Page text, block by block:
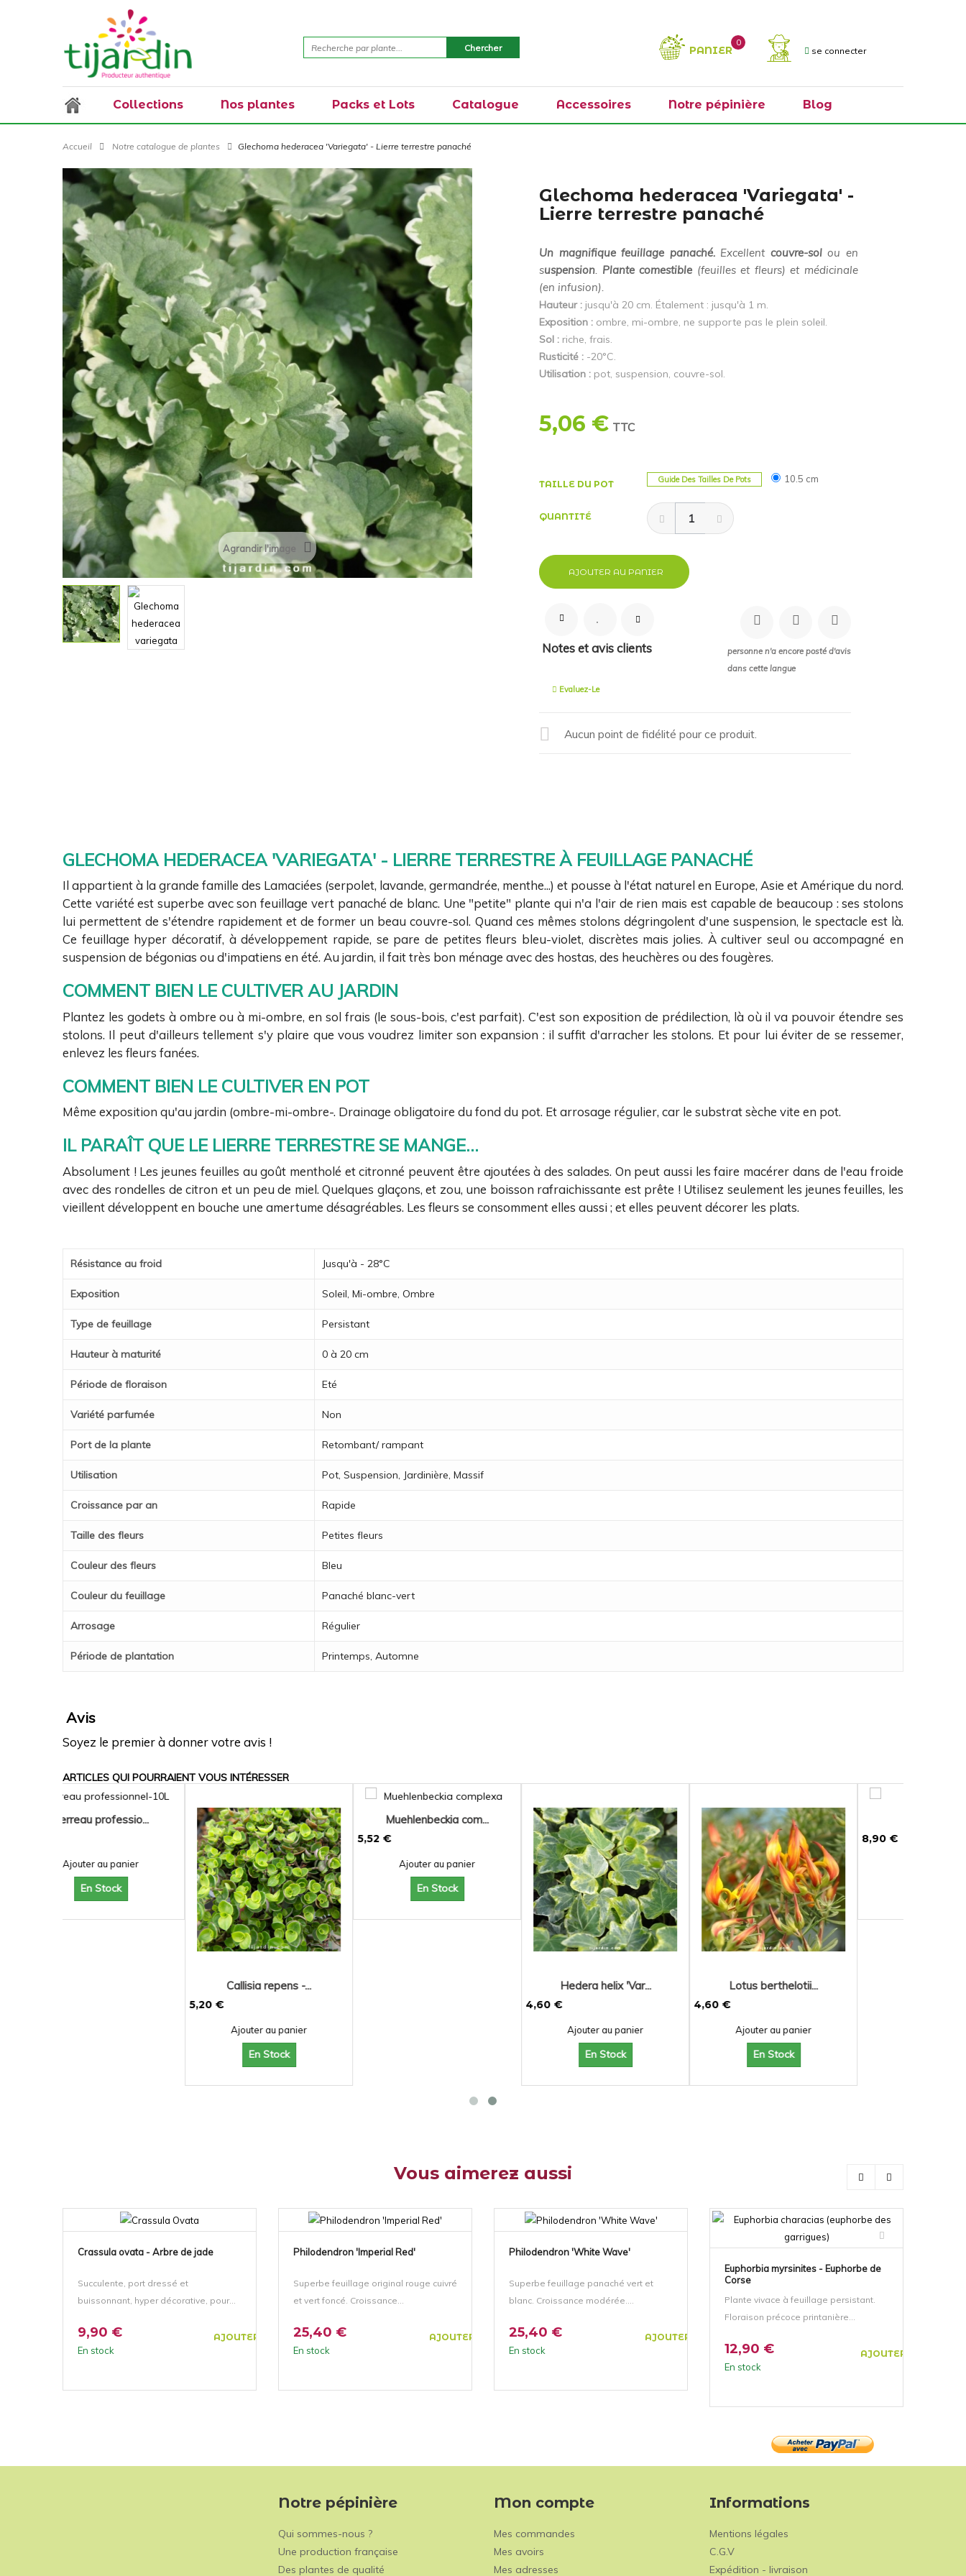
se connecter
PANIER
0
Collections Nos plantes Packs et Lots Catalogue Accessoires Notre pépinière Blog
Accueil Notre catalogue de plantes Glechoma hederacea 'Variegata' - Lierre terrestre panaché
Agrandir l'image
Glechoma hederacea 'Variegata' -
Lierre terrestre panaché
Un magnifique feuillage panaché.Excellent couvre-solou en
suspension. Plante comestible (feuilles et fleurs) et médicinale
(en infusion).
Hauteur : jusqu'à 20 cm. Étalement : jusqu'à 1 m.
Exposition : ombre, mi-ombre, ne supporte pas le plein soleil.
Sol : riche, frais.
Rusticité : -20°C.
Utilisation : pot, suspension, couvre-sol.
5,06 € TTC
TAILLE DU POT Guide Des Tailles De Pots 10.5 cm
QUANTITÉ
AJOUTER AU PANIER
Notes et avis clients
personne n'a encore posté d'avis
dans cette langue
Evaluez-Le
Aucun point de fidélité pour ce produit.
GLECHOMA HEDERACEA 'VARIEGATA' - LIERRE TERRESTRE À FEUILLAGE PANACHÉ
Il appartient à la grande famille des Lamaciées (serpolet, lavande, germandrée, menthe...) et pousse à l'état naturel en Europe, Asie et Amérique du nord.
Cette variété est superbe avec son feuillage vert panaché de blanc. Une "petite" plante qui n'a l'air de rien mais est capable de beaucoup : ses stolons
lui permettent de s'étendre rapidement et de former un beau couvre-sol. Quand ces mêmes stolons dégringolent d'une suspension, le spectacle est là.
Ce feuillage hyper décoratif, à développement rapide, se pare de petites fleurs bleu-violet, discrètes mais jolies. À cultiver seul ou accompagné en
suspension de bégonias ou d'impatiens en été. Au jardin, il fait très bon ménage avec des hostas, des heuchères ou des fougères.
COMMENT BIEN LE CULTIVER AU JARDIN
Plantez les godets à ombre ou à mi-ombre, en sol frais (le sous-bois, c'est parfait). C'est son exposition de prédilection, là où il va pouvoir étendre ses
stolons. Il peut d'ailleurs tellement s'y plaire que vous voudrez limiter son expansion : il suffit d'arracher les stolons. Et pour lui éviter de se ressemer,
enlevez les fleurs fanées.
COMMENT BIEN LE CULTIVER EN POT
Même exposition qu'au jardin (ombre-mi-ombre-. Drainage obligatoire du fond du pot. Et arrosage régulier, car le substrat sèche vite en pot.
IL PARAÎT QUE LE LIERRE TERRESTRE SE MANGE...
Absolument ! Les jeunes feuilles au goût mentholé et citronné peuvent être ajoutées à des salades. On peut aussi les faire macérer dans de l'eau froide
avec des rondelles de citron et un peu de miel. Quelques glaçons, et zou, une boisson rafraichissante est prête ! Utilisez seulement les jeunes feuilles, les
vieillent développent en bouche une amertume désagréables. Les fleurs se consomment elles aussi ; et elles peuvent décorer les plats.
Résistance au froid Jusqu'à - 28°C
Exposition Soleil, Mi-ombre, Ombre
Type de feuillage Persistant
Hauteur à maturité 0 à 20 cm
Période de floraison Eté
Variété parfumée Non
Port de la plante Retombant/ rampant
Utilisation Pot, Suspension, Jardinière, Massif
Croissance par an Rapide
Taille des fleurs Petites fleurs
Couleur des fleurs Bleu
Couleur du feuillage Panaché blanc-vert
Arrosage Régulier
Période de plantation Printemps, Automne
Avis
Soyez le premier à donner votre avis !
ARTICLES QUI POURRAIENT VOUS INTÉRESSER
Muehlenbeckia com...
5,52 €
Ajouter au panier
En Stock
Lotus berthelotii...
Ajouter au panier
Aloe vera
8,90 €
Ajouter au panier
En Stock
Vous aimerez aussi
NOUVEAU!
Crassula ovata - Arbre de jade
Succulente, port dressé et
buissonnant, hyper décorative, pour...
9,90 € AJOUTER AU PANIER
En stock
Philodendron 'Imperial Red'
Superbe feuillage original rouge cuivré
et vert foncé. Croissance...
25,40 € AJOUTER AU PANIER
En stock
Philodendron 'White Wave'
Superbe feuillage panaché vert et
blanc. Croissance modérée....
25,40 € AJOUTER AU PANIER
En stock
Euphorbia myrsinites - Euphorbe de
Corse
Plante vivace à feuillage persistant.
Floraison précoce printanière...
12,90 € AJOUTER AU PANIER
En stock
Notre pépinière
Qui sommes-nous ?
Une production française
Des plantes de qualité
Mon compte
Mes commandes
Mes avoirs
Mes adresses
Informations
Mentions légales
C.G.V
Expédition - livraison